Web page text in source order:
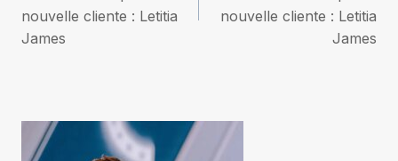
l’article
nouvelle cliente : Letitia
James
nouvelle cliente : Letitia
James